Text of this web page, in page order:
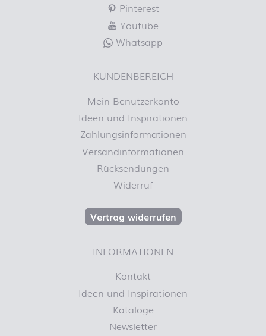
Pinterest
Youtube
Whatsapp
KUNDENBEREICH
Mein Benutzerkonto
Ideen und Inspirationen
Zahlungsinformationen
Versandinformationen
Rücksendungen
Widerruf
Vertrag widerrufen
INFORMATIONEN
Kontakt
Ideen und Inspirationen
Kataloge
Newsletter